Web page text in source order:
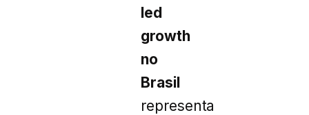
led
growth
no
Brasil
representa